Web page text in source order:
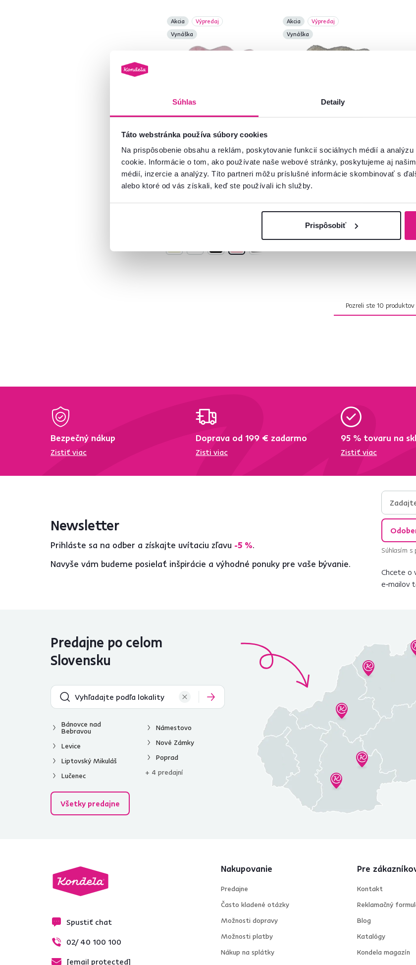
Súhlas Detaily
Táto webstránka používa súbory cookies
Na prispôsobenie obsahu a reklám, poskytovanie funkcií sociálnych médií a
cookie. Informácie o tom, ako používate naše webové stránky, poskytujeme aj
médií, inzercie a analýzy. Títo partneri môžu príslušné informácie skombinovať s
alebo ktoré od vás získali, keď ste používali ich služby.
Prispôsobiť
1
1
5
Akcia
Výpredaj
Vynáška
Umelá kožušina, ružová,
60x90, RABIT TYP 5
16 €
10,90 € -31%
Akcia
Výpredaj
Vynáška
krémovo-hnedá, 60x90,
MALONE
31 €
19,90 €
Pozreli ste 10 produktov
Bezpečný nákup
Zistiť viac
Doprava od 199 € zadarmo
Zisti viac
95 % tovaru na
Zistiť viac
Newsletter
Prihláste sa na odber a získajte uvítaciu zľavu -5 %.
Navyše vám budeme posielať inšpirácie a výhodné ponuky pre vaše bývanie.
Súhlasím s
Chcete o
e‑mailov
Predajne po celom
Slovensku
Bánovce nad
Bebravou
Levice
Liptovský Mikuláš
Lučenec
Námestovo
Nové Zámky
Poprad
+ 4 predajní
Všetky predajne
Spustiť chat
02/ 40 100 100
[email protected]
Nakupovanie
Predajne
Často kladené otázky
Možnosti dopravy
Možnosti platby
Nákup na splátky
Pre
Kontakt
Reklamačný
Blog
Katalógy
Kondela magazín